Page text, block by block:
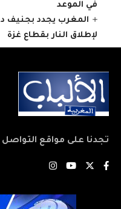
في الموعد
المغرب يجدد بجنيف
لإطلاق النار بقطاع غزة
تجدنا على مواقع التواصل